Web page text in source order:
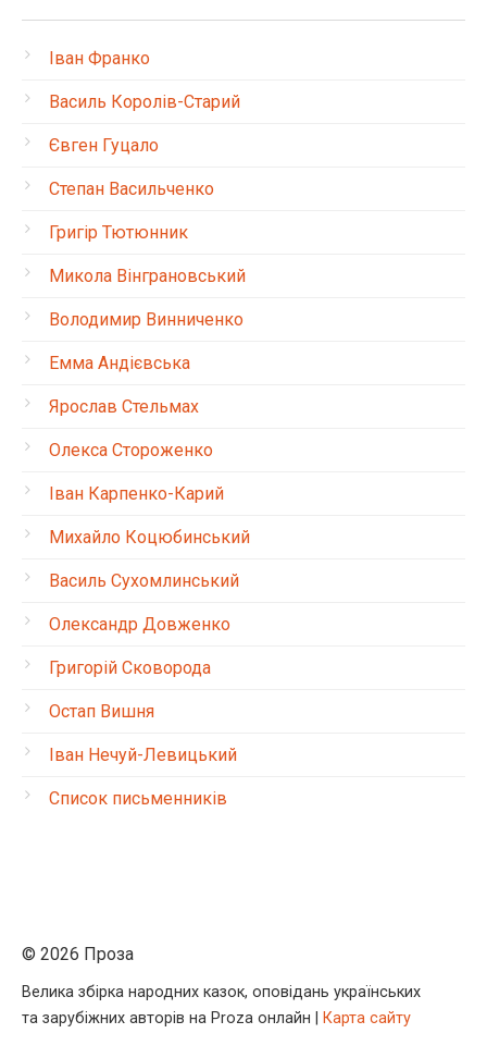
Іван Франко
Василь Королів-Старий
Євген Гуцало
Степан Васильченко
Григір Тютюнник
Микола Вінграновський
Володимир Винниченко
Емма Андієвська
Ярослав Стельмах
Олекса Стороженко
Іван Карпенко-Карий
Михайло Коцюбинський
Василь Сухомлинський
Олександр Довженко
Григорій Сковорода
Остап Вишня
Іван Нечуй-Левицький
Список письменників
© 2026 Проза
Велика збірка народних казок, оповідань українських
та зарубіжних авторів на Proza онлайн |
Карта сайту